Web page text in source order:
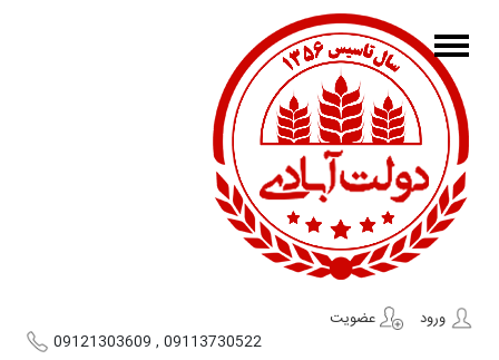
ورود
عضویت
09113730522 , 09121303609